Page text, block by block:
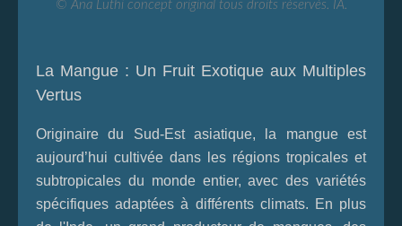
© Ana Luthi concept original tous droits réservés. IA.
La Mangue : Un Fruit Exotique aux Multiples
Vertus
Originaire du Sud-Est asiatique, la mangue est
aujourd’hui cultivée dans les régions tropicales et
subtropicales du monde entier, avec des variétés
spécifiques adaptées à différents climats. En plus